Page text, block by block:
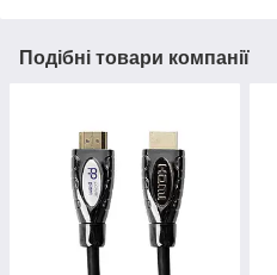
Подібні товари компанії